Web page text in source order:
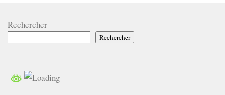
Rechercher
Rechercher